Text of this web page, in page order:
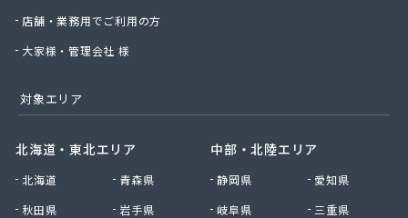
本久石油株式会社 市場団地給油所
有限会社エネ・サイトウ
有限会社キタジマ
有限会社スミシン
有限会社横嶋商店
有限会社丸共農薬プロパン部
有限会社丸山
店舗・業務用でご利用の方
大家様・管理会社 様
対象エリア
北海道・東北エリア
北海道
青森県
秋田県
岩手県
中部・北陸エリア
静岡県
愛知県
岐阜県
三重県